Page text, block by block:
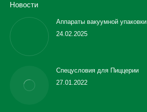
Новости
Аппараты вакуумной упаковки
24.02.2025
Спецусловия для Пиццерии
27.01.2022